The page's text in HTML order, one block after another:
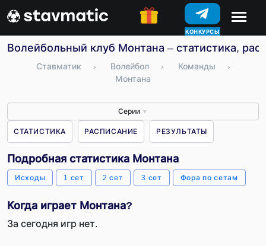
КОНКУРСЫ
Волейбольный клуб Монтана – статистика,
Ставматик › Волейбол › Команды
›
Монтана
Серии ▼
СТАТИСТИКА РАСПИСАНИЕ РЕЗУЛЬТАТЫ
Подробная статистика Монтана
Исходы 1 сет 2 сет 3 сет Фора по сетам
Когда играет Монтана?
За сегодня игр нет.